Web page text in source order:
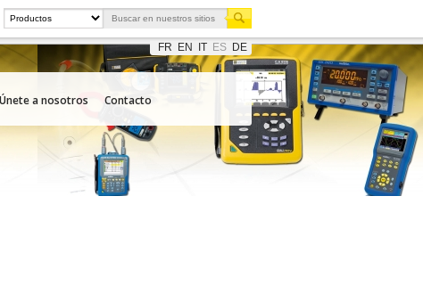
FR EN IT ES DE
Únete a nosotros Contacto